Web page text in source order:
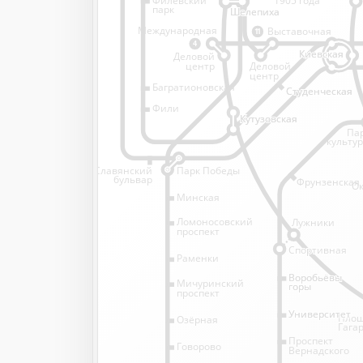
4
11
Лужники
Деловой
центр
Шелепиха
Шелепиха
Минская
Ломоносовский
проспект
Раменки
Парк Победы
парк
Багратионовская
Фили
Международная
Спортивная
Спортивная
Фрунзенская
Славянский
бульвар
Выставочная
Проспект
Вернадского
Деловой
центр
Киевская
Киевская
Студенческая
Студенческая
Кутузовская
Кутузовская
Воробьёвы
горы
Воробьёвы
горы
Университет
Университет
Говорово
Озёрная
Мичуринский
проспект